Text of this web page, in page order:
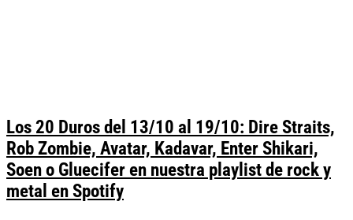
Los 20 Duros del 13/10 al 19/10: Dire Straits,
Rob Zombie, Avatar, Kadavar, Enter Shikari,
Soen o Gluecifer en nuestra playlist de rock y
metal en Spotify